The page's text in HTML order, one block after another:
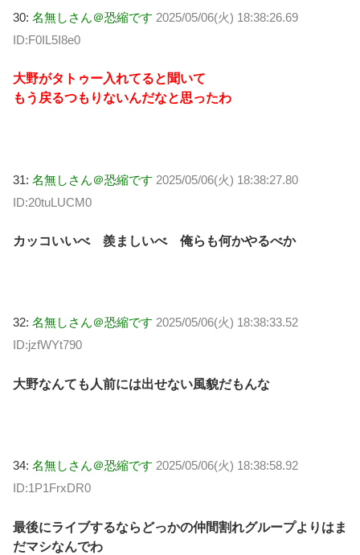
30: 名無しさん＠恐縮です 2025/05/06(火) 18:38:26.69
ID:F0IL5I8e0
大野がタトゥー入れてると聞いて
もう戻るつもりないんだなと思ったわ
31: 名無しさん＠恐縮です 2025/05/06(火) 18:38:27.80
ID:20tuLUCM0
カッコいいべ 羨ましいべ 俺らも何かやるべか
32: 名無しさん＠恐縮です 2025/05/06(火) 18:38:33.52
ID:jzfWYt790
大野なんても人前には出せない風貌だもんな
34: 名無しさん＠恐縮です 2025/05/06(火) 18:38:58.92
ID:1P1FrxDR0
最後にライブするならどっかの仲間割れグループよりはま
だマシなんでわ